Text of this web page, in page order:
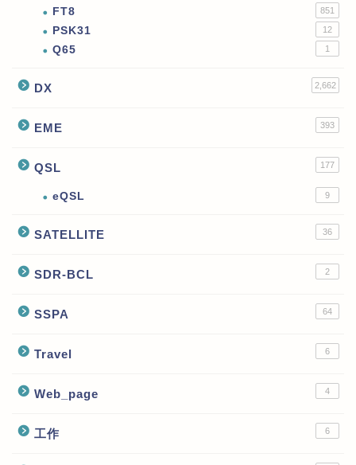
FT8 851
PSK31 12
Q65 1
DX 2,662
EME 393
QSL 177
eQSL 9
SATELLITE 36
SDR-BCL 2
SSPA 64
Travel 6
Web_page 4
工作 6